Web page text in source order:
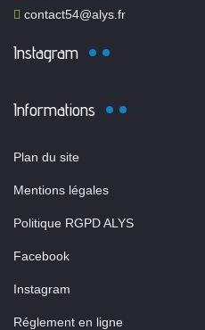
contact54@alys.fr
Instagram
Informations
Plan du site
Mentions légales
Politique RGPD ALYS
Facebook
Instagram
Réglement en ligne